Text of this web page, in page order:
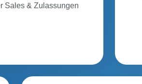
Sales & Zulassungen